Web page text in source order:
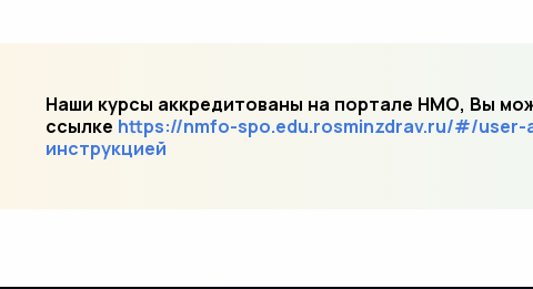
Наши курсы аккредитованы на портале НМО, Вы
ссылке https://nmfo-spo.edu.rosminzdrav.ru/#/
инструкцией